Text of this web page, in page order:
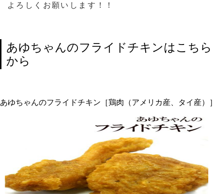
よろしくお願いします！！
あゆちゃんのフライドチキンはこちら
から
あゆちゃんのフライドチキン［鶏肉（アメリカ産、タイ産）］